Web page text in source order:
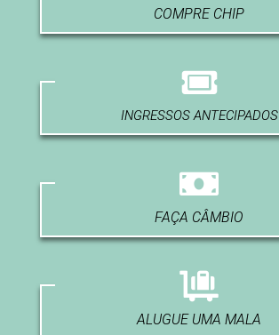
COMPRE CHIP
INGRESSOS ANTECIPADOS
FAÇA CÂMBIO
ALUGUE UMA MALA